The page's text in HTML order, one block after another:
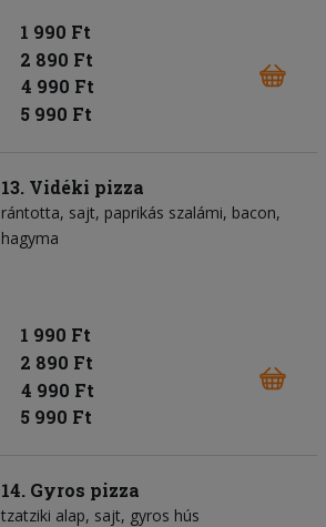
1 990 Ft
2 890 Ft
4 990 Ft
5 990 Ft
13. Vidéki pizza
rántotta sajt paprikás szalámi bacon
hagyma
1 990 Ft
2 890 Ft
4 990 Ft
5 990 Ft
14. Gyros pizza
tzatziki alap sajt gyros hús